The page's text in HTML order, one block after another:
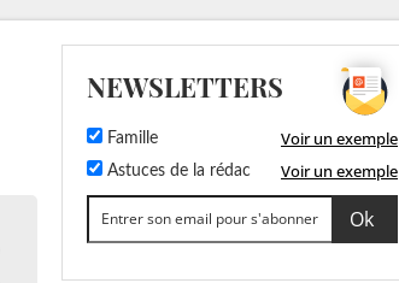
NEWSLETTERS
Famille Voir un exemple
Astuces de la rédac Voir un exemple